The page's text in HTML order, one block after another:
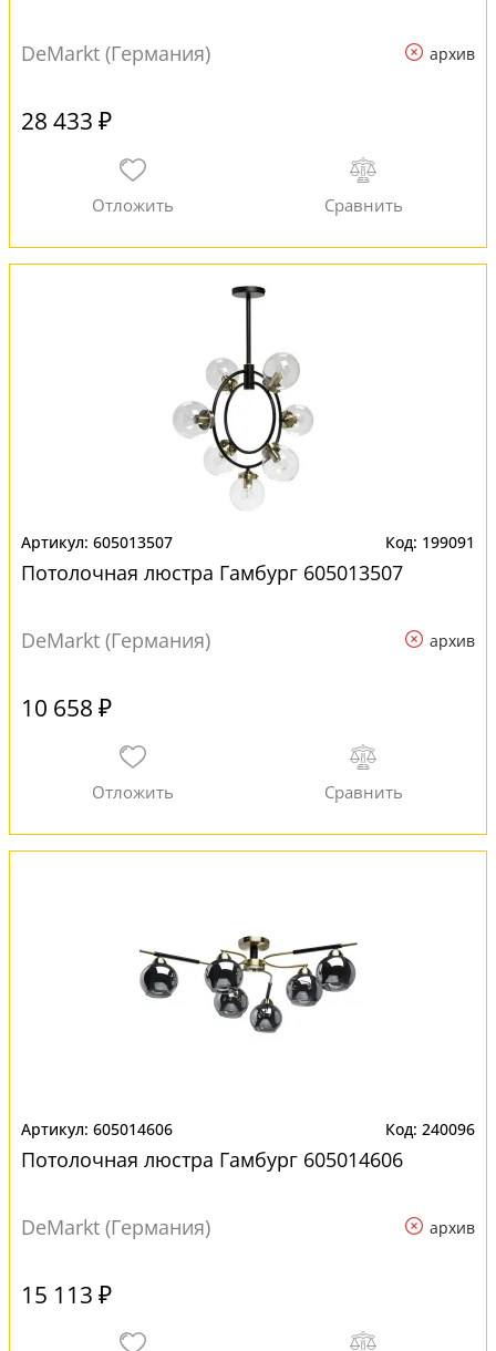
DeMarkt (Германия) архив
28 433 ₽
605013507 199091
Потолочная люстра Гамбург 605013507
DeMarkt (Германия) архив
10 658 ₽
605014606 240096
Потолочная люстра Гамбург 605014606
DeMarkt (Германия) архив
15 113 ₽